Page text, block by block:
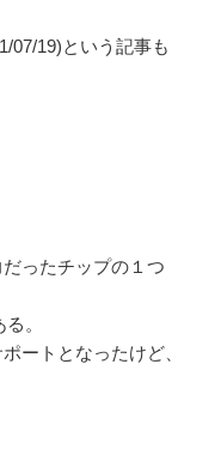
07/19)という記事も
ったチップの１つ
。
ートとなったけど、